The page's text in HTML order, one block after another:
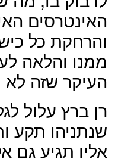
האינטרסים
והרחקת כל
ממנו והלאה
העיקר שזה לא
רן ברץ עלול
שנתניהו תקע
אליו תגיע גם